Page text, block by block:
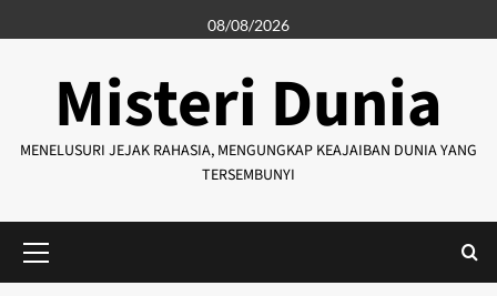
to
08/08/2026
Misteri Dunia
MENELUSURI JEJAK RAHASIA, MENGUNGKAP KEAJAIBAN DUNIA YANG
TERSEMBUNYI
Menu